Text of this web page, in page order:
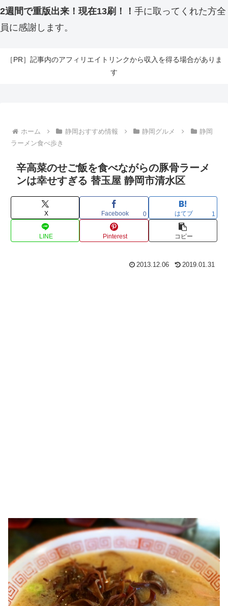
2週間で重版出来！現在13刷！！ 手に取ってくれた方全
員に感謝します。
［PR］記事内のアフィリエイトリンクから収入を得る場合がありま
す
ホーム 静岡おすすめ情報 静岡グルメ
静岡
ラーメン食べ歩き
辛高菜のせご飯を食べながらの豚骨ラーメ
ンは幸せすぎる 替玉屋 静岡市清水区
X Facebook 0 はてブ 1
LINE Pinterest コピー
2013.12.06 2019.01.31